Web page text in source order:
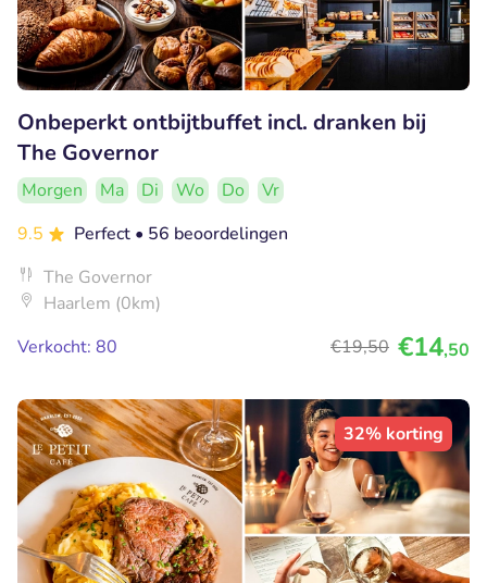
Onbeperkt ontbijtbuffet incl. dranken bij
The Governor
Morgen Ma Di Wo Do
Vr
9.5
Perfect • 56 beoordelingen
The Governor
Haarlem (0km)
Verkocht: 80
€19,50 €14,50
32% korting